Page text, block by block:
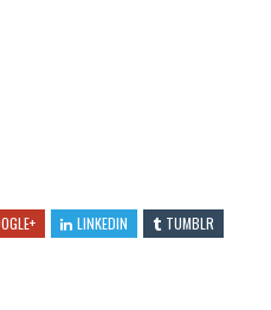
LINKEDIN
TUMBLR